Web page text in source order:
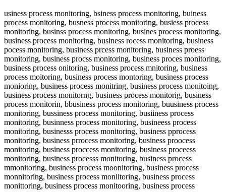
usiness process monitoring, bsiness process monitoring, buiness process monitoring, busness process monitoring, busiess process monitoring, businss process monitoring, busines process monitoring, business process monitoring, business rocess monitoring, business pocess monitoring, business prcess monitoring, business proess monitoring, business procss monitoring, business proces monitoring, business process onitoring, business process mnitoring, business process moitoring, business process montoring, business process monioring, business process monitring, business process monitoing, business process monitorng, business process monitorig, business process monitorin, bbusiness process monitoring, buusiness process monitoring, bussiness process monitoring, busiiness process monitoring, businness process monitoring, busineess process monitoring, businesss process monitoring, business pprocess monitoring, business prrocess monitoring, business proocess monitoring, business proccess monitoring, business proceess monitoring, business processs monitoring, business process mmonitoring, business process moonitoring, business process monnitoring, business process moniitoring, business process monittoring, business process monitooring, business process monitorring, business process monitoriing, business process monitorinng, business process monitoringg, ubsiness process monitoring, bsuiness process monitoring, buisness process monitoring, busniess process monitoring, busienss process monitoring, businses process monitoring, busines sprocess monitoring, businessp rocess monitoring, business rpocess monitoring, business porcess monitoring, business prcoess monitoring, business proecss monitoring, business procses monitoring, business proces smonitoring, business processm onitoring, business process omnitoring, business process mnoitoring, business process mointoring, business process montioring, business process moniotring, business process monitroing, business process monitoirng, business process monitornig, business process monitorign, businessprocess monitoring, business processmonitoring, usiness process monitoring, vusiness process monitoring, fusiness process monitoring, gusiness process monitoring, husiness process monitoring, nusiness process monitoring, bysiness process monitoring, bhsiness process monitoring, bjsiness process monitoring, bksiness process monitoring, bisiness process monitoring, b7siness process monitoring, b8siness process monitoring, buqiness process monitoring, buwiness process monitoring, bueiness process monitoring, buziness process monitoring, buxiness process monitoring, buciness process monitoring, busuness process monitoring, busjness process monitoring, buskness process monitoring, buslness process monitoring, busoness process monitoring, bus8ness process monitoring, bus9ness process monitoring, busi ess process monitoring, busibess process monitoring, busigess process monitoring, busihess process monitoring, busijess process monitoring, busimess process monitoring, businwss process monitoring, businsss process monitoring, busindss process monitoring, businfss process monitoring, businrss process monitoring, busin3ss process monitoring, busin4ss process monitoring, busineqs process monitoring, businews process monitoring, businees process monitoring, businezs process monitoring, businexs process monitoring, businecs process monitoring, businesq process monitoring, businesw process monitoring, businese process monitoring, businesz process monitoring, businesx process monitoring, businesc process monitoring, business orocess monitoring, business lrocess monitoring, business örocess monitoring, business ürocess monitoring, business 0rocess monitoring, business ßrocess monitoring, business peocess monitoring, business pdocess monitoring, business pfocess monitoring, business pgocess monitoring, business ptocess monitoring, business p4ocess monitoring, business p5ocess monitoring, business pricess monitoring, business prkcess monitoring, business prlcess monitoring, business prpcess monitoring, business pr9cess monitoring, business pr0cess monitoring, business pro ess monitoring, business proxess monitoring, business prosess monitoring, business prodess monitoring, business profess monitoring, business provess monitoring, business procwss monitoring, business procsss monitoring, business procdss monitoring, business procfss monitoring, business procrss monitoring, business proc3ss monitoring, business proc4ss monitoring, business proceqs monitoring, business procews monitoring, business procees monitoring, business procezs monitoring, business procexs monitoring, business procecs monitoring, business procesq monitoring, business procesw monitoring, business procese monitoring, business procesz monitoring, business procesx monitoring, business procesc monitoring, business process onitoring, business process nonitoring, business process honitoring, business process jonitoring, business process konitoring, business process lonitoring, business process minitoring, business process mknitoring, business process mlnitoring, business process mpnitoring, business process m9nitoring, business process m0nitoring, business process mo itoring, business process mobitoring, business process mogitoring, business process mohitoring, business process mojitoring, business process momitoring, business process monutoring, business process monjtoring, business process monktoring, business process monltoring, business process monotoring, business process mon8toring, business process mon9toring, business process moniroring, business process moniforing, business process monigoring, business process monihoring, business process moniyoring, business process moni5oring, business process moni6oring, business process monitiring, business process monitkring, business process monitlring, business process monitpring, business process monit9ring, business process monit0ring, business process monitoeing, business process monitoding, business process monitofing, business process monitoging, business process monitoting, business process monito4ing, business process monito5ing, business process monitorung, business process monitorjng, business process monitorkng, business process monitorlng, business process monitorong, business process monitor8ng, business process monitor9ng, business process monitori g, business process monitoribg, business process monitorigg, business process monitorihg, business process monitorijg, business process monitorimg, business process monitorinr, business process monitorinf, business process monitorinv, business process monitorint, business process monitorinb, business process monitoriny, business process monitorinh, business process monitorinn, business process monitoring, b usiness process monitoring, vbusiness process monitoring, bvusiness process monitoring, fbusiness process monitoring, bfusiness process monitoring, gbusiness process monitoring, bgusiness process monitoring, hbusiness process monitoring, bhusiness process monitoring, nbusiness process monitoring, bnusiness process monitoring, byusiness process monitoring, buysiness process monitoring, buhsiness process monitoring, bjusiness process monitoring, bujsiness process monitoring, bkusiness process monitoring, buksiness process monitoring, biusiness process monitoring, buisiness process monitoring, b7usiness process monitoring, bu7siness process monitoring, b8usiness process monitoring, bu8siness process monitoring, buqsiness process monitoring, busqiness process monitoring, buwsiness process monitoring, buswiness process monitoring, buesiness process monitoring, buseiness process monitoring, buzsiness process monitoring, busziness process monitoring, buxsiness process monitoring, busxiness process monitoring, bucsiness process monitoring, busciness process monitoring, busuiness process monitoring, busiuness process monitoring, busjiness process monitoring, busijness process monitoring, buskiness process monitoring, busikness process monitoring, busliness process monitoring, busilness process monitoring, busoiness process monitoring, busioness process monitoring, bus8iness process monitoring, busi8ness process monitoring, bus9iness process monitoring, busi9ness process monitoring, busi ness process monitoring, busin ess process monitoring, busibness process monitoring, businbess process monitoring, busigness process monitoring, busingess process monitoring, busihness process monitoring, businhess process monitoring, businjess process monitoring, busimness process monitoring, businmess process monitoring, businwess process monitoring, businewss process monitoring, businsess process monitoring, busindess process monitoring, businedss process monitoring, businfess process monitoring, businefss process monitoring, businress process monitoring, businerss process monitoring, busin3ess process monitoring, busine3ss process monitoring, busin4ess process monitoring, busine4ss process monitoring, busineqss process monitoring, businesqs process monitoring, businesws process monitoring, busineses process monitoring, businezss process monitoring, busineszs process monitoring, businexss process monitoring, businesxs process monitoring, businecss process monitoring, businescs process monitoring, businessq process monitoring, businessw process monitoring, businesse process monitoring, businessz process monitoring, businessx process monitoring, businessc process monitoring, business oprocess monitoring, business porocess monitoring, business lprocess monitoring, business plrocess monitoring, business öprocess monitoring, business pörocess monitoring, business üprocess monitoring, business pürocess monitoring, business 0process monitoring, business p0rocess monitoring, business ßprocess monitoring, business pßrocess monitoring, business perocess monitoring, business preocess monitoring, business pdrocess monitoring, business prdocess monitoring, busin